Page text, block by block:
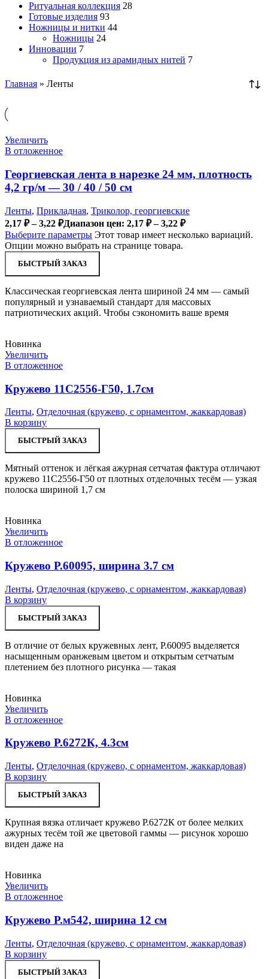
Ритуальная коллекция 28
Готовые изделия 93
Ножницы и нитки 44
Ножницы 24
Инновации 7
Продукция из арамидных нитей 7
Главная » Ленты
Увеличить
В отложенное
Георгиевская лента в нарезке 24 мм, плотность
4,2 гр/м — 30 / 40 / 50 см
Ленты, Прикладная, Триколор, георгиевские
2,17 ₽ – 3,22 ₽Диапазон цен: 2,17 ₽ – 3,22 ₽
Выберите параметры Этот товар имеет несколько вариаций.
Опции можно выбрать на странице товара.
БЫСТРЫЙ ЗАКАЗ
Классическая георгиевская лента шириной 24 мм — самый
популярный и узнаваемый стандарт для массовых
патриотических акций. Чтобы сэкономить ваше время
Новинка
Увеличить
В отложенное
Кружево 11С2556-Г50, 1.7см
Ленты, Отделочная (кружево, с орнаментом, жаккардовая)
В корзину
БЫСТРЫЙ ЗАКАЗ
Мятный оттенок и лёгкая ажурная сетчатая фактура отличают
кружево 11С2556-Г50 от плотных отделочных тесём — узкая
полоска шириной 1,7 см
Новинка
Увеличить
В отложенное
Кружево Р.60095, ширина 3.7 см
Ленты, Отделочная (кружево, с орнаментом, жаккардовая)
В корзину
БЫСТРЫЙ ЗАКАЗ
В отличие от белых кружевных лент, Р.60095 выделяется
насыщенным оранжевым цветом и открытым сетчатым
плетением без плотного рисунка — такая
Новинка
Увеличить
В отложенное
Кружево Р.6272К, 4.3см
Ленты, Отделочная (кружево, с орнаментом, жаккардовая)
В корзину
БЫСТРЫЙ ЗАКАЗ
Крупная вязка отличает кружево Р.6272К от более мелких
ажурных тесём той же цветовой гаммы — рисунок хорошо
виден даже на
Новинка
Увеличить
В отложенное
Кружево Р.м542, ширина 12 см
Ленты, Отделочная (кружево, с орнаментом, жаккардовая)
В корзину
БЫСТРЫЙ ЗАКАЗ